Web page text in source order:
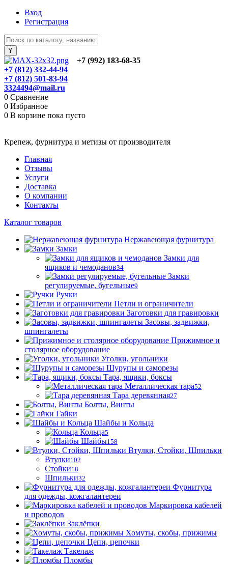
Вход
Регистрация
+7 (992) 183-68-35
+7 (812) 332-44-94
+7 (812) 501-83-94
3324494@mail.ru
0 Сравнение
0 Избранное
0 В корзине пока пусто
Крепеж, фурнитура и метизы от производителя
Главная
Отзывы
Услуги
Доставка
О компании
Контакты
Каталог товаров
Нержавеющая фурнитура
Замки
Замки для
ящиков и чемоданов34
Замки
регулируемые, бугельные9
Ручки
Петли и ограничители
Заготовки для гравировки
Засовы, задвижки,
шпингалеты
Прижимное и
столярное оборудование
Уголки, угольники
Шурупы и саморезы
Тара, ящики, боксы
Металлическая тара52
Тара деревянная27
Болты, Винты
Гайки
Шайбы и Кольца
Кольца5
Шайбы158
Втулки, Стойки, Шпильки
Втулки102
Стойки18
Шпильки32
Фурнитура
для одежды, кожгалантереи
Маркировка кабелей
и проводов
Заклёпки
Хомуты, скобы, прижимы
Цепи, цепочки
Такелаж
Пломбы